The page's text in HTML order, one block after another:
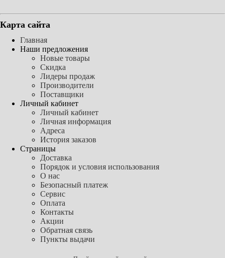
Карта сайта
Главная
Наши предложения
Новые товары
Скидка
Лидеры продаж
Производители
Поставщики
Личный кабинет
Личный кабинет
Личная информация
Адреса
История заказов
Страницы
Доставка
Порядок и условия использования
О нас
Безопасный платеж
Сервис
Оплата
Контакты
Акции
Обратная связь
Пункты выдачи